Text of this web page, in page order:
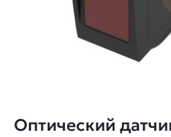
Оптический